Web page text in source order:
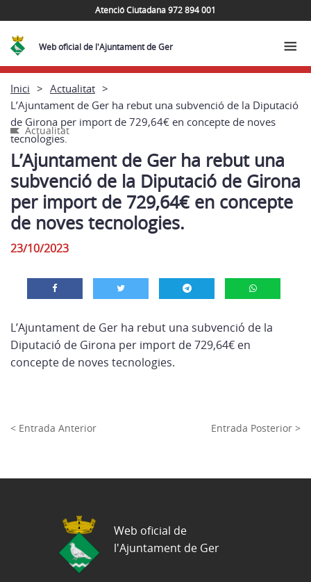
Atenció Ciutadana 972 894 001
Web oficial de l'Ajuntament de Ger
Inici
Actualitat
L’Ajuntament de Ger ha rebut una subvenció de la Diputació
de Girona per import de 729,64€ en concepte de noves
tecnologies.
Actualitat
L’Ajuntament de Ger ha rebut una
subvenció de la Diputació de Girona
per import de 729,64€ en concepte
de noves tecnologies.
23/10/2023
L’Ajuntament de Ger ha rebut una subvenció de la
Diputació de Girona per import de 729,64€ en
concepte de noves tecnologies.
< Entrada Anterior Entrada Posterior >
Web oficial de
l'Ajuntament de Ger